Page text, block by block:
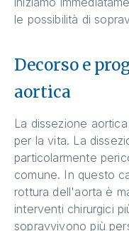
le possibilità di
Decorso e
aortica
La dissezione
per la vita. La
particolarmente
comune. In questo
rottura dell'aorta è
interventi chirurgici
sopravvivono più